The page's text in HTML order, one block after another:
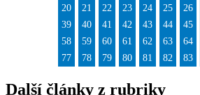
20
21 22 23 24 25 26
39
40 41 42 43 44 45
58
59 60 61 62 63 64
77
78 79 80 81 82 83
Další články z rubriky